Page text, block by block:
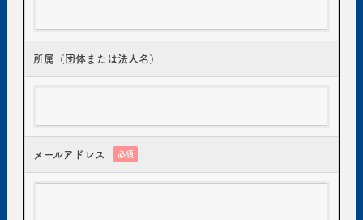
所属（団体または法人名）
メールアドレス 必須